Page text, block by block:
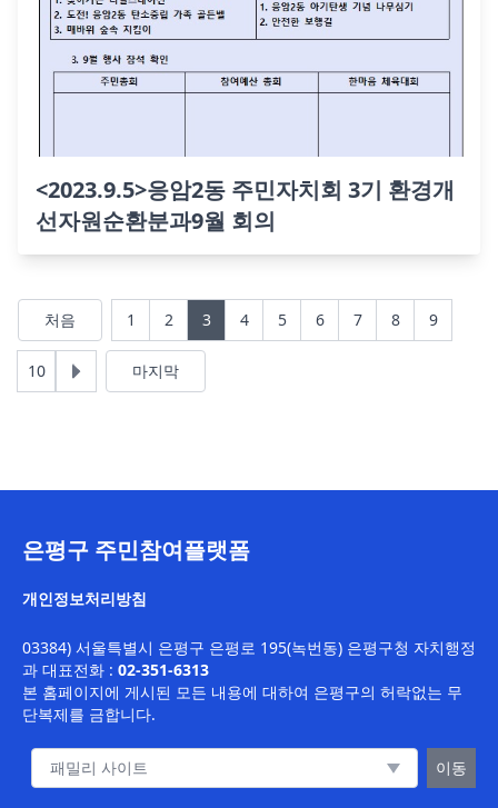
<2023.9.5>응암2동 주민자치회 3기 환경개
선자원순환분과9월 회의
처음 1 2 3 4 5 6 7 8 9
10 마지막
은평구 주민참여플랫폼
개인정보처리방침
03384) 서울특별시 은평구 은평로 195(녹번동) 은평구청 자치행정
과 대표전화 : 02-351-6313
본 홈페이지에 게시된 모든 내용에 대하여 은평구의 허락없는 무
단복제를 금합니다.
패밀리 사이트 이동 이동